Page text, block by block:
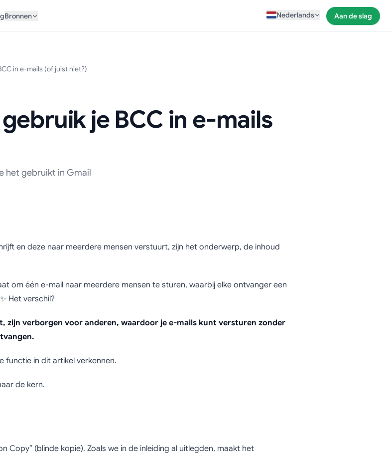
Bronnen Nederlands Aan de slag
in e-mails (of juist niet?)
je BCC in e-mails
het gebruikt in Gmail
gebruik je BCC in e-
(of juist niet?)
en deze naar meerdere mensen verstuurt, zijn het onderwerp, de inhoud
om één e-mail naar meerdere mensen te sturen, waarbij elke ontvanger een
Het verschil?
zijn verborgen voor anderen, waardoor je e-mails kunt versturen zonder
functie in dit artikel verkennen.
de kern.
Copy” (blinde kopie). Zoals we in de inleiding al uitlegden, maakt het